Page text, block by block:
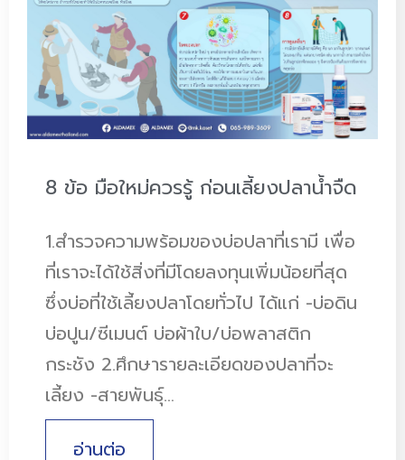
8 ข้อ มือใหม่ควรรู้ ก่อนเลี้ยงปลาน้ำจืด
1.สำรวจความพร้อมของบ่อปลาที่เรามี เพื่อ
ที่เราจะได้ใช้สิ่งที่มีโดยลงทุนเพิ่มน้อยที่สุด
ซึ่งบ่อที่ใช้เลี้ยงปลาโดยทั่วไป ได้แก่ -บ่อดิน
บ่อปูน/ซีเมนต์ บ่อผ้าใบ/บ่อพลาสติก
กระชัง 2.ศึกษารายละเอียดของปลาที่จะ
เลี้ยง -สายพันธุ์…
อ่านต่อ